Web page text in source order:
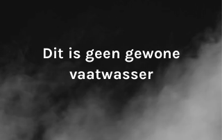
Dit is geen gewone
vaatwasser